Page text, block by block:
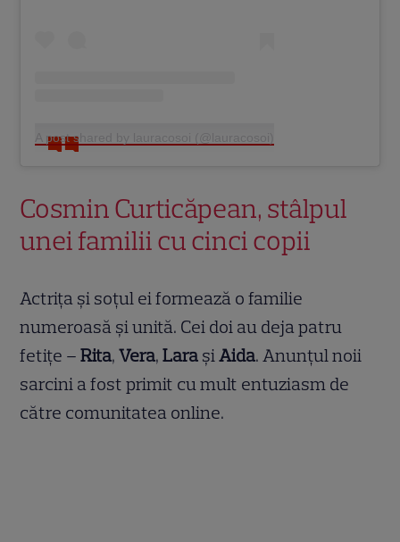
A post shared by lauracosoi (@lauracosoi)
Cosmin Curticăpean, stâlpul
unei familii cu cinci copii
Actrița și soțul ei formează o familie
numeroasă și unită. Cei doi au deja patru
fetițe –Rita,Vera,Lara șiAida. Anunțul noii
sarcini a fost primit cu mult entuziasm de
către comunitatea online.